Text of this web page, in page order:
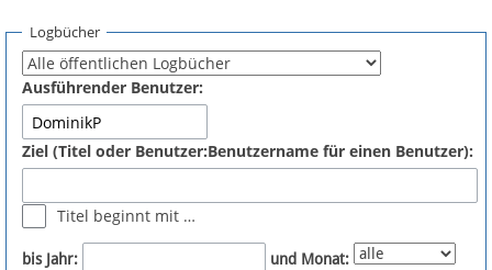
Fördermitglied werden
Fehler melden
Newsletter
Logbücher
Ausführender Benutzer:
Ziel (Titel oder Benutzer:Benutzername für einen Benutzer):
Titel beginnt mit …
bis Jahr: und Monat: